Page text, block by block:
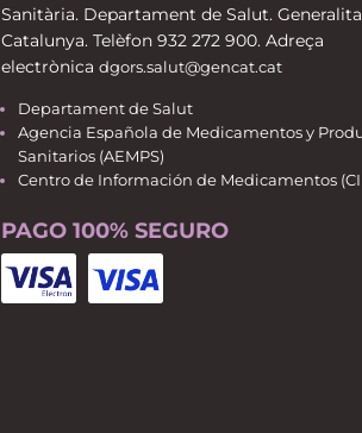
Sanitària. Departament de Salut.
Catalunya. Telèfon 932 272 900. Adreça
electrònica dgors.salut@gencat.cat
Departament de Salut
Agencia Española de Medicamentos y
Sanitarios (AEMPS)
Centro de Información de Medicamentos
PAGO 100% SEGURO